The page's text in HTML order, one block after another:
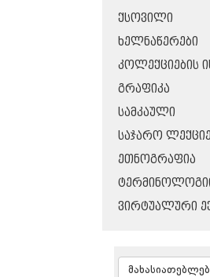
ᲥᲡᲝᲕᲘᲚᲘ
ᲮᲔᲚᲜᲐᲬᲔᲠᲔᲑᲘ
ᲙᲝᲚᲔᲥᲪᲘᲔᲑᲘᲡ
ᲒᲠᲐᲤᲘᲙᲐ
ᲡᲐᲛᲙᲐᲣᲚᲘ
ᲡᲐᲯᲐᲠᲝ
ᲔᲗᲜᲝᲒᲠᲐᲤᲘᲐ
ᲕᲘᲠᲢᲣᲐᲚᲣᲠᲘ